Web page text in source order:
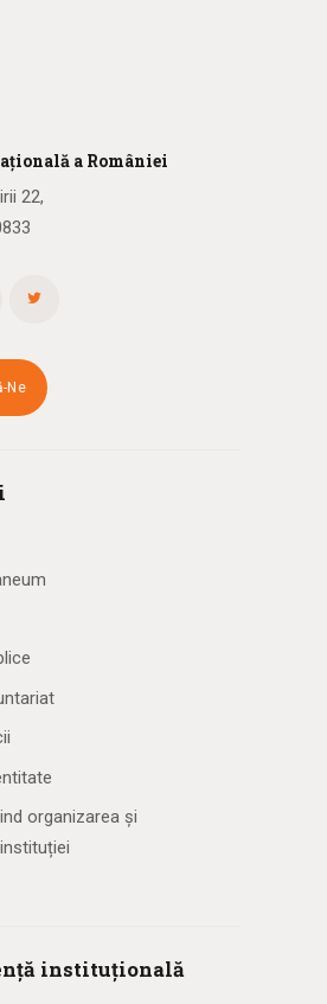
ațională a României
22,
Ne
organizarea și
instituțională